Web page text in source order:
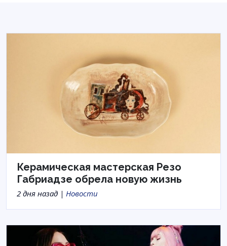
Керамическая мастерская Резо
Габриадзе обрела новую жизнь
2 дня назад | Новости